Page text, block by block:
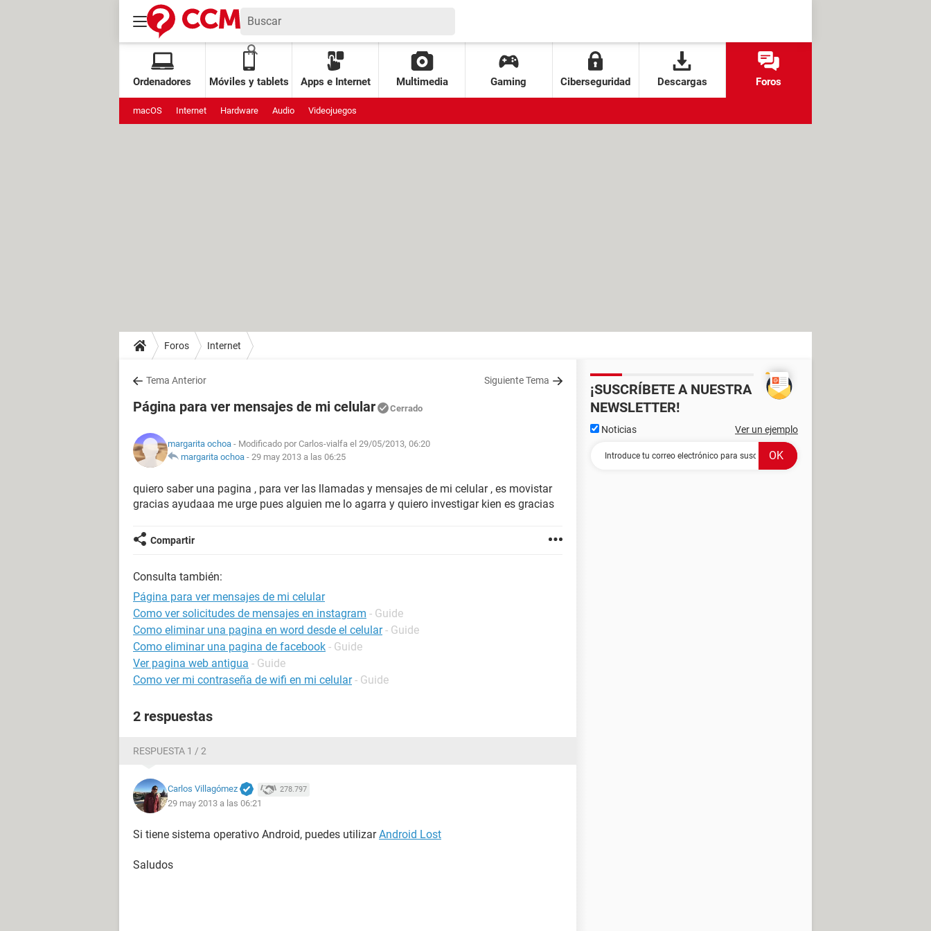
Ordenadores Móviles y tablets Apps e Internet Multimedia Gaming Ciberseguridad Descargas Foros
macOS Internet Hardware Audio Videojuegos
Foros Internet
Tema Anterior Siguiente Tema
Página para ver mensajes de mi celular Cerrado
margarita ochoa - Modificado por Carlos-vialfa el 29/05/2013, 06:20
margarita ochoa - 29 may 2013 a las 06:25
quiero saber una pagina , para ver las llamadas y mensajes de mi celular , es movistar
gracias ayudaaa me urge pues alguien me lo agarra y quiero investigar kien es gracias
Compartir
Consulta también:
Página para ver mensajes de mi celular
Como ver solicitudes de mensajes en instagram - Guide
Como eliminar una pagina en word desde el celular - Guide
Como eliminar una pagina de facebook - Guide
Ver pagina web antigua - Guide
Como ver mi contraseña de wifi en mi celular - Guide
2 respuestas
RESPUESTA 1 / 2
Carlos Villagómez 278.797
29 may 2013 a las 06:21
Si tiene sistema operativo Android, puedes utilizarAndroid Lost
Saludos
¡SUSCRÍBETE A NUESTRA
NEWSLETTER!
Noticias Ver un ejemplo